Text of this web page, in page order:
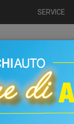
SERVICE
NOLEGGIO